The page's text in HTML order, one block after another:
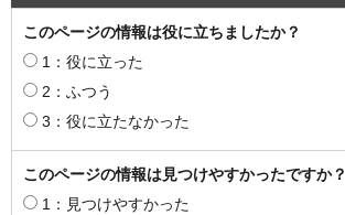
このページの情報は役に立ちましたか？
1：役に立った
2：ふつう
3：役に立たなかった
このページの情報は見つけやすかったですか？
1：見つけやすかった